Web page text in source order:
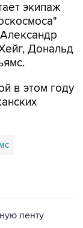
экипаж
Дональд
в этом году
ленту